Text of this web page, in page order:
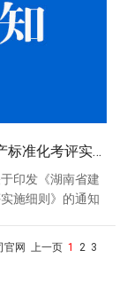
湖南省建筑施工安全生产标准化考评实施细则
印发《湖南省建
施细则》的通知
生产标准化考评
官网 上一页 1 2 3